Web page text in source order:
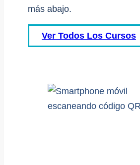
más abajo.
Ver Todos Los Cursos